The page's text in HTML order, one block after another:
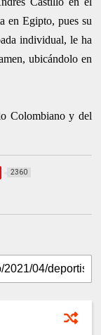
en Egipto, pues su
individual, le ha
ubicándolo en
Colombiano y del
2360